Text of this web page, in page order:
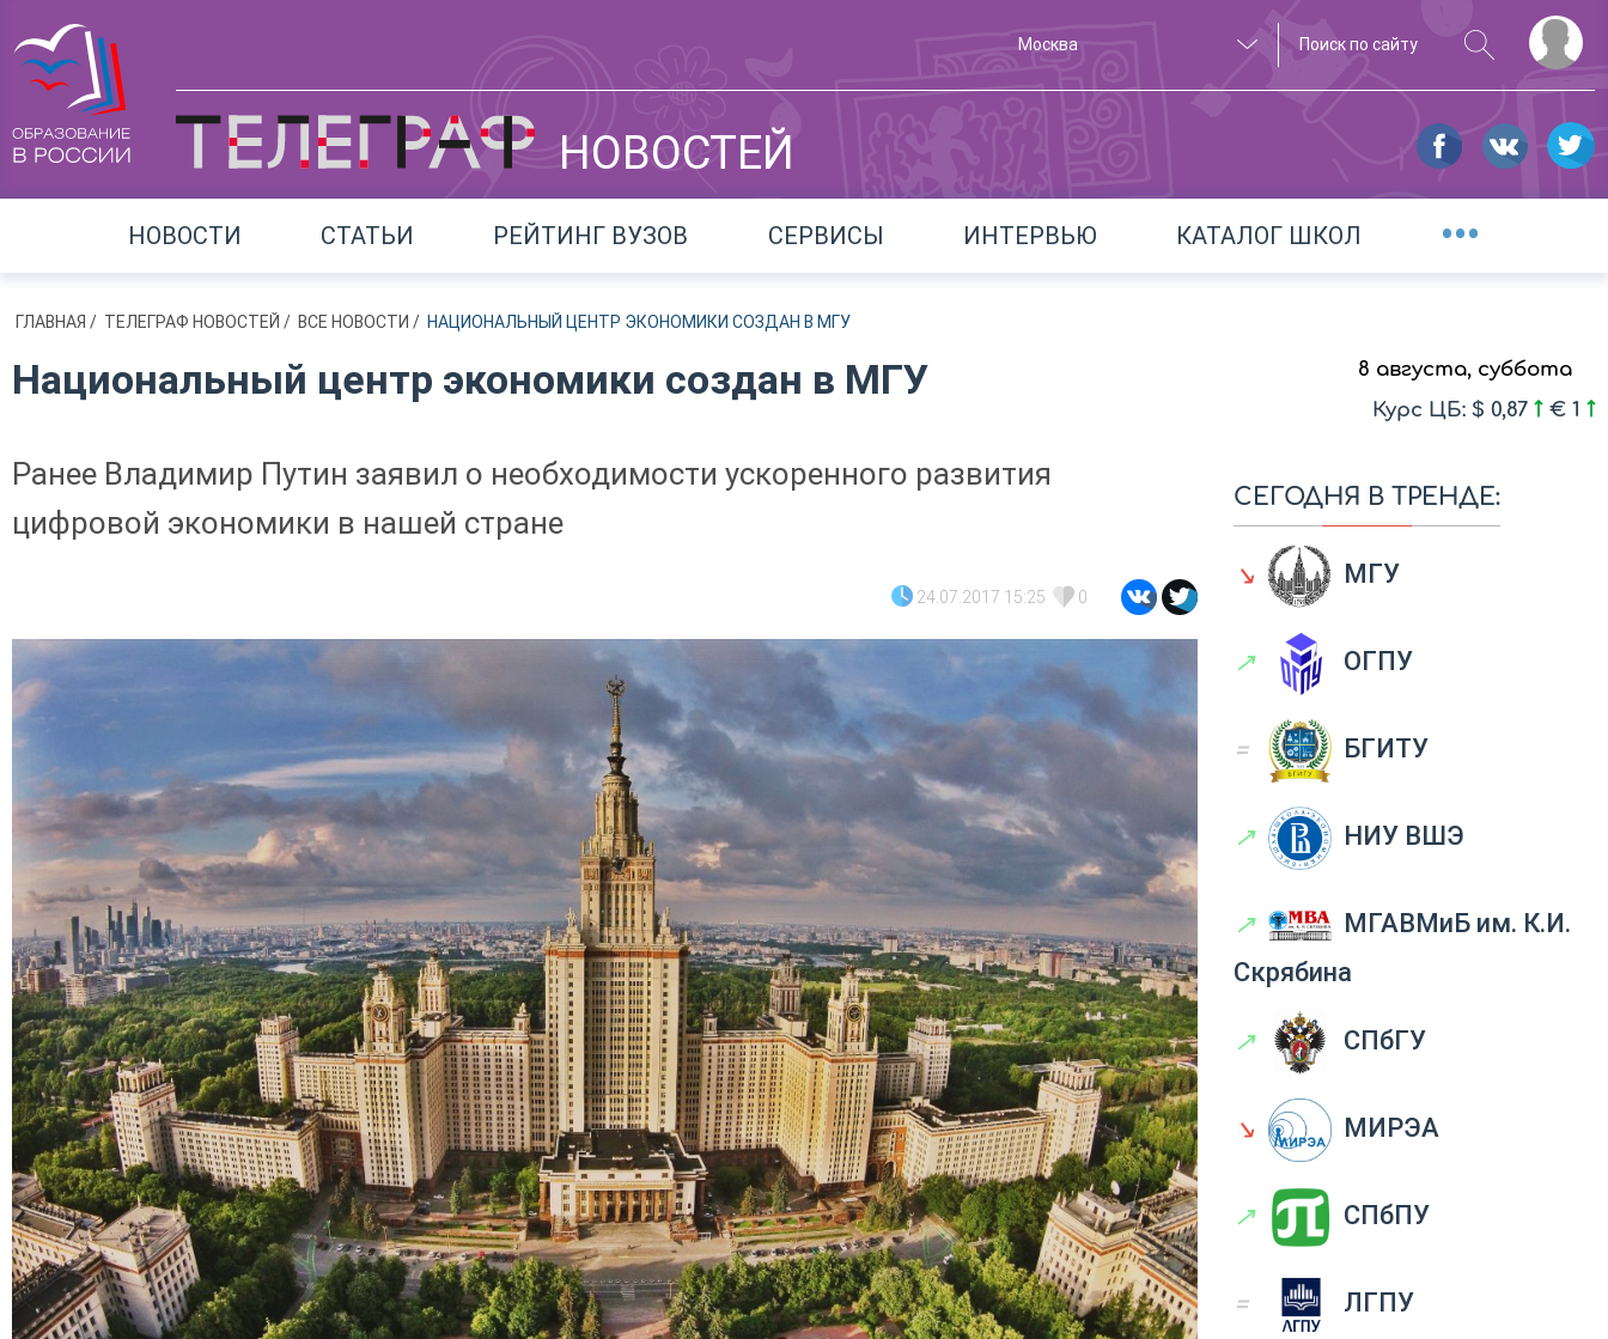
Москва
НОВОСТЕЙ
НОВОСТИ СТАТЬИ РЕЙТИНГ ВУЗОВ СЕРВИСЫ ИНТЕРВЬЮ КАТАЛОГ ШКОЛ •••
ГЛАВНАЯ / ТЕЛЕГРАФ НОВОСТЕЙ / ВСЕ НОВОСТИ / НАЦИОНАЛЬНЫЙ ЦЕНТР ЭКОНОМИКИ СОЗДАН В МГУ
Национальный центр экономики создан в МГУ
Ранее Владимир Путин заявил о необходимости ускоренного развития
цифровой экономики в нашей стране
24.07.2017 15:25 0
8 августа, суббота
Курс ЦБ: $ 0,87
€ 1
СЕГОДНЯ В ТРЕНДЕ:
↘ МГУ
↗ ОГПУ
= БГИТУ
↗ НИУ ВШЭ
↗
МГАВМиБ им. К.И.
Скрябина
↗ СПбГУ
↘ МИРЭА
↗ СПбПУ
= ЛГПУ